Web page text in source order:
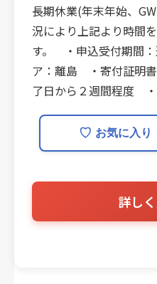
長期休業(年末年始、
況により上記より時間
す。 ・申込受付期間
ア：離島 ・寄付証明
了日から２週間程度
♡ お気に入り
詳し